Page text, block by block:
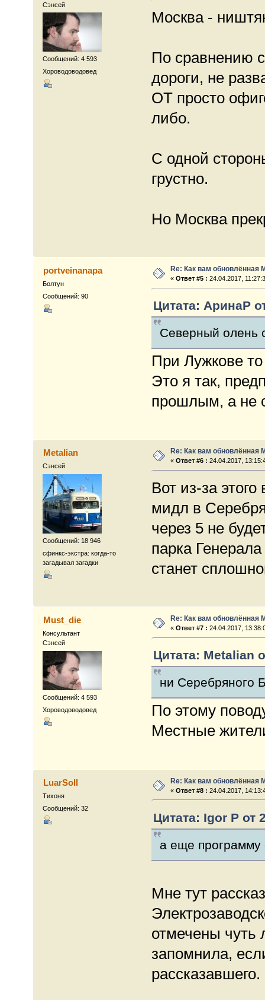
Сэнсей
Сообщений: 4 593
Хороводоводовед
Москва -
По сравнению
дороги, не
ОТ просто
либо.
С одной
грустно.
Но Москва
portveinanapa
Болтун
Сообщений: 90
Re: Как вам обновлённая
«Ответ #5 : 24.04.2017,
Цитата: АринаР
Северный олень
При Лужкове
Это я так,
прошлым, а не
Metalian
Сэнсей
Сообщений: 18 946
сфинкс-экстра: когда-то
загадывал загадки
Re: Как вам обновлённая
«Ответ #6 : 24.04.2017,
Вот из-за
мидл в
через 5 не
парка
станет
Must_die
Консультант
Сэнсей
Сообщений: 4 593
Хороводоводовед
Re: Как вам обновлённая
«Ответ #7 : 24.04.2017,
Цитата: Metalian
ни Серебряного
По этому
Местные
LuarSoll
Тихоня
Сообщений: 32
Re: Как вам обновлённая
«Ответ #8 : 24.04.2017,
Цитата: Igor P от
а еще программу
Мне тут
отмечены чуть
запомнила,
рассказавшего.